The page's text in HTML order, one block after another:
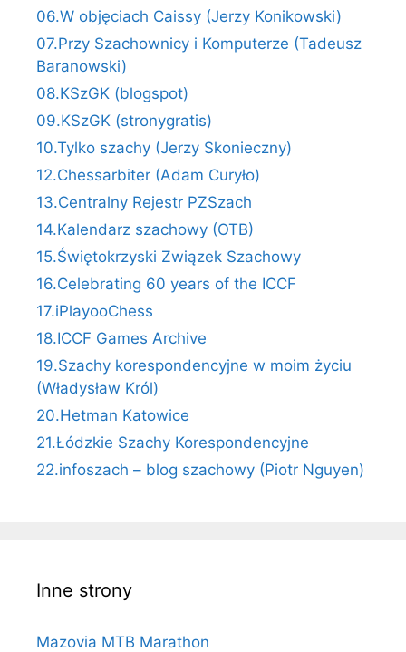
06.W objęciach Caissy (Jerzy Konikowski)
07.Przy Szachownicy i Komputerze (Tadeusz
Baranowski)
08.KSzGK (blogspot)
09.KSzGK (stronygratis)
10.Tylko szachy (Jerzy Skonieczny)
12.Chessarbiter (Adam Curyło)
13.Centralny Rejestr PZSzach
14.Kalendarz szachowy (OTB)
15.Świętokrzyski Związek Szachowy
16.Celebrating 60 years of the ICCF
17.iPlayooChess
18.ICCF Games Archive
19.Szachy korespondencyjne w moim życiu
(Władysław Król)
20.Hetman Katowice
21.Łódzkie Szachy Korespondencyjne
22.infoszach – blog szachowy (Piotr Nguyen)
Inne strony
Mazovia MTB Marathon